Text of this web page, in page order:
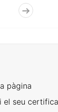
pàgina
el seu